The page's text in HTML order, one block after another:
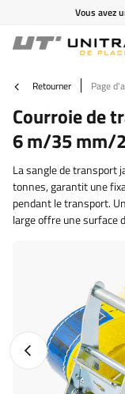
Vous avez
Retourner Page
Courroie de
6 m/35 mm/
La sangle de transport
tonnes, garantit une
pendant le transport.
large offre une surface
Photo précédente